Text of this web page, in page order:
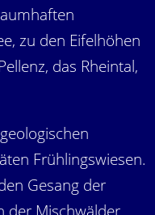
zu den Eifelhöhen
das Rheintal,
Frühlingswiesen.
Gesang der